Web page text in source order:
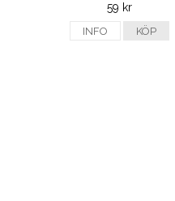
59 kr
INFO KÖP